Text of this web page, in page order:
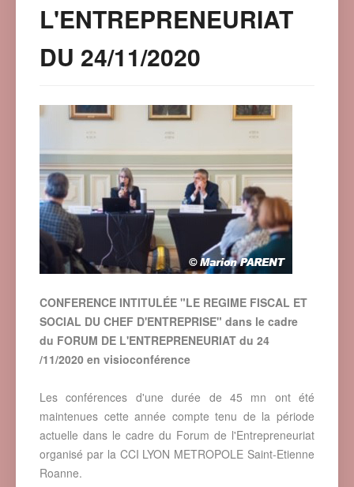
L'ENTREPRENEURIAT
DU 24/11/2020
CONFERENCE INTITULÉE "LE REGIME FISCAL ET
SOCIAL DU CHEF D'ENTREPRISE" dans le cadre
du FORUM DE L'ENTREPRENEURIAT du 24
/11/2020 en visioconférence
Les conférences d'une durée de 45 mn ont été
maintenues cette année compte tenu de la période
actuelle dans le cadre du Forum de l'Entrepreneuriat
organisé par la CCI LYON METROPOLE Saint-Etienne
Roanne.